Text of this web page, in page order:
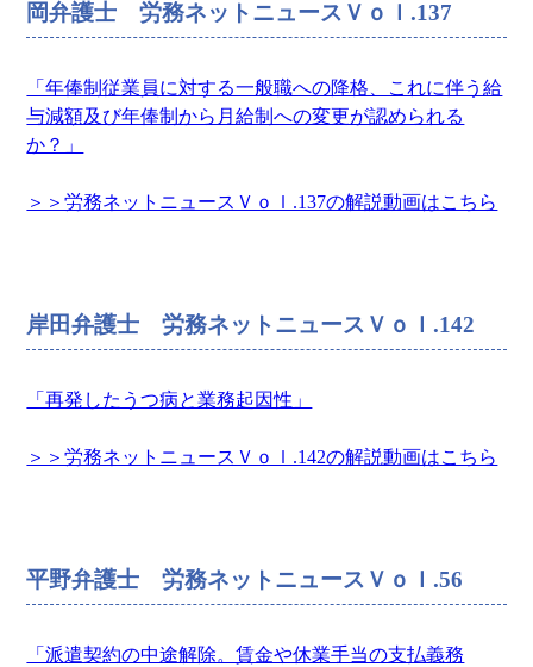
岡弁護士 労務ネットニュースＶｏｌ.137
「年俸制従業員に対する一般職への降格、これに伴う給
与減額及び年俸制から月給制への変更が認められる
か？」
＞＞労務ネットニュースＶｏｌ.137の解説動画はこちら
岸田弁護士 労務ネットニュースＶｏｌ.142
「再発したうつ病と業務起因性」
＞＞労務ネットニュースＶｏｌ.142の解説動画はこちら
平野弁護士 労務ネットニュースＶｏｌ.56
「派遣契約の中途解除。賃金や休業手当の支払義務